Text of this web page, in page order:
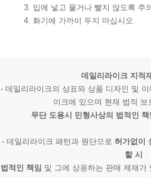
3. 입에 넣고 물거나 빨지 않도록 주
4. 화기에 가까이 두지 마십시오.
데일리라이크 지적
- 데일리라이크의 상표와 상품 디자인 및
이크에 있으며 현재 법적 보
무단 도용시 민형사상의 법적인
- 데일리라이크 패턴과 원단으로 허가없이
할 시
법적인 책임 및 그에 상응하는 판매 제재가